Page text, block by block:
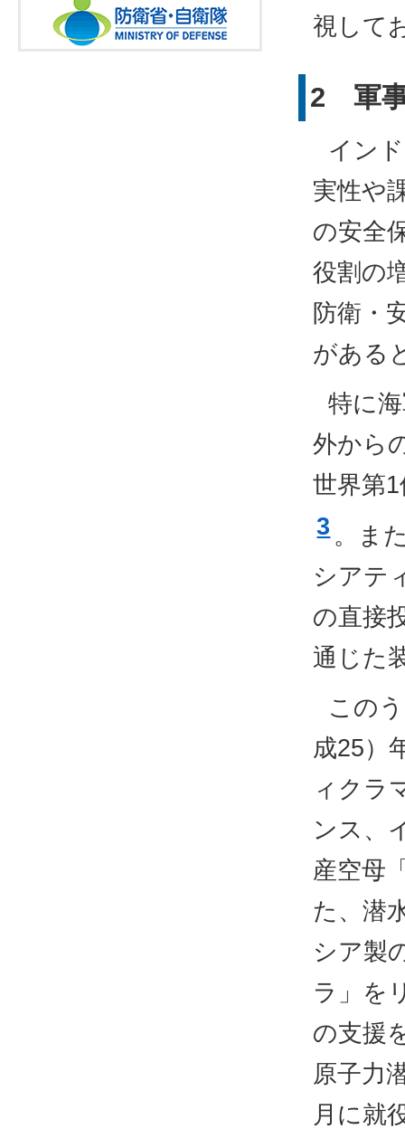
視して
2 軍
イン
実性や
の安全
役割の
防衛・
がある
特に
外から
世界第
3 。ま
シアテ
の直接
通じた
この
成25）
ィクラ
ンス、
産空母
た、潜
シア製
ラ」を
の支援
原子力
月に就